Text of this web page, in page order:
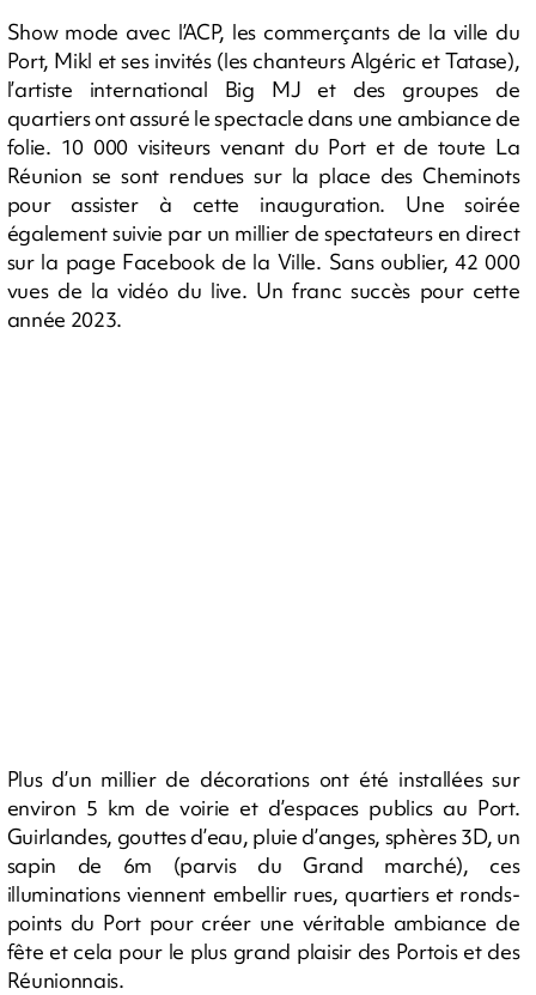
Show mode avec l’ACP, les commerçants de la ville du
Port, Mikl et ses invités (les chanteurs Algéric et Tatase),
l’artiste international Big MJ et des groupes de
quartiers ont assuré le spectacle dans une ambiance de
folie. 10 000 visiteurs venant du Port et de toute La
Réunion se sont rendues sur la place des Cheminots
pour assister à cette inauguration. Une soirée
également suivie par un millier de spectateurs en direct
sur la page Facebook de la Ville. Sans oublier, 42 000
vues de la vidéo du live. Un franc succès pour cette
année 2023.
Plus d’un millier de décorations ont été installées sur
environ 5 km de voirie et d’espaces publics au Port.
Guirlandes, gouttes d’eau, pluie d’anges, sphères 3D, un
sapin de 6m (parvis du Grand marché), ces
illuminations viennent embellir rues, quartiers et ronds-
points du Port pour créer une véritable ambiance de
fête et cela pour le plus grand plaisir des Portois et des
Réunionnais.